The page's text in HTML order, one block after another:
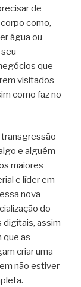
de
como,
água ou
que
visitados
como faz no
transgressão
e alguém
maiores
e líder em
nova
do
digitais, assim
que as
criar uma
não estiver